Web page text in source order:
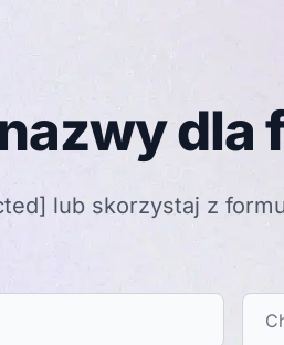
dla
lub skorzystaj z